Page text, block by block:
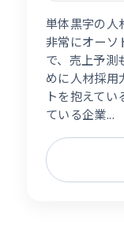
単体黒字の人
非常にオーソ
で、売上予測
めに人材採用
トを抱えて
ている企業...